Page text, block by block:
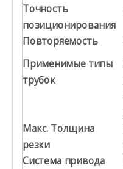
Точность
позиционирования
Повторяемость
Применимые типы
трубок
Макс. Толщина
резки
Система привода